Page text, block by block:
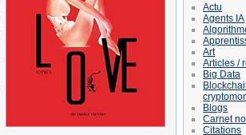
Actu
Agents IA
Art
Articles /
Big Data
Blogs
Carnet
Citations